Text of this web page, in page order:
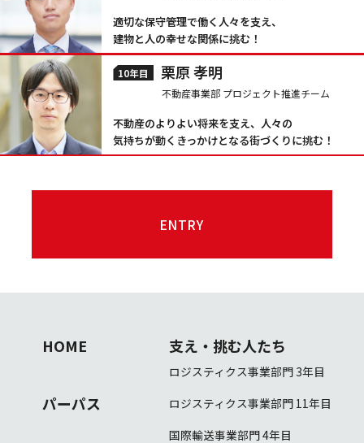
適切な保守管理で働く人々を支え、
建物と人の幸せな関係に挑む！
10年目 栗原 孝明
不動産事業部 プロジェクト推進チーム
不動産のよりよい将来を支え、人々の
気持ちが動くきっかけとなる街づくりに挑む！
ENTRY
HOME
パーパス
支え・挑む人たち
ロジスティクス事業部門 3年目
ロジスティクス事業部門 11年目
国際輸送事業部門 4年目